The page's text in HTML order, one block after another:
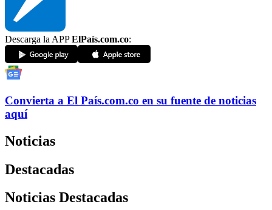
Descarga la APPElPaís.com.co:
Convierta a El País.com.co en su fuente de noticias
aquí
Noticias
Destacadas
Noticias Destacadas